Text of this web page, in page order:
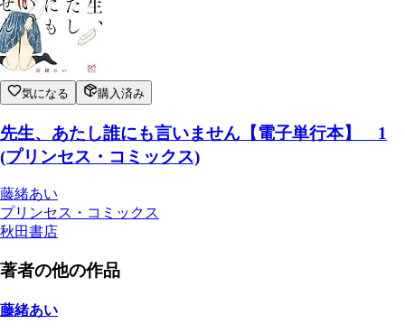
気になる 購入済み
先生、あたし誰にも言いません【電子単行本】 1
(プリンセス・コミックス)
藤緒あい
プリンセス・コミックス
秋田書店
著者の他の作品
藤緒あい